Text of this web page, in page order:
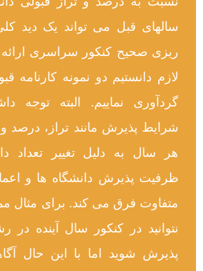
سالهای قبل می تواند یک دید
ریزی صحیح کنکور سراسری ارائه
لازم دانستیم دو نمونه کارنامه
گردآوری نماییم. البته توجه
شرایط پذیرش مانند تراز، درصد و
هر سال به دلیل تغییر تعداد
ظرفیت پذیرش دانشگاه ها و
متفاوت فرق می کند. برای مثال
نتوانید در کنکور سال آینده در
پذیرش شوید اما با این حال